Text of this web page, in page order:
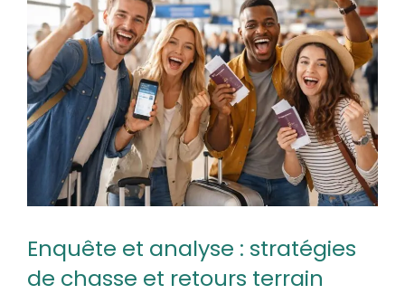
Enquête et analyse : stratégies
de chasse et retours terrain